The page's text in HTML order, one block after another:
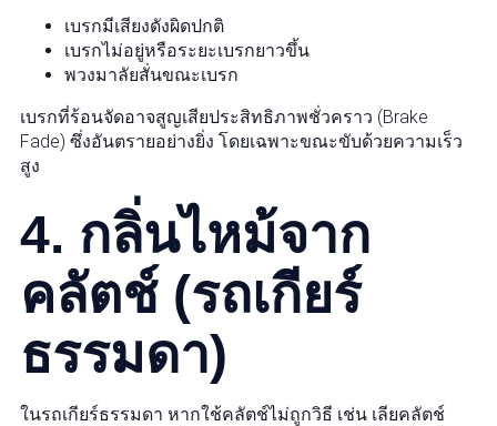
เบรกมีเสียงดังผิดปกติ
เบรกไม่อยู่หรือระยะเบรกยาวขึ้น
พวงมาลัยสั่นขณะเบรก
เบรกที่ร้อนจัดอาจสูญเสียประสิทธิภาพชั่วคราว (Brake
Fade) ซึ่งอันตรายอย่างยิ่ง โดยเฉพาะขณะขับด้วยความเร็ว
สูง
4. กลิ่นไหม้จาก
คลัตช์ (รถเกียร์
ธรรมดา)
ในรถเกียร์ธรรมดา หากใช้คลัตช์ไม่ถูกวิธี เช่น เลียคลัตช์